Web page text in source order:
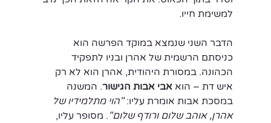
למשימת חייו.
הדבר השני שנמצא במוקד הפרשה הוא
כניסתם הרשמית של אהרן ובניו לתפקיד
הכהונה. במסורת היהודית, אהרן הוא לא רק
איש דת – הוא אבי אבות הגישור. המשנה
במסכת אבות אומרת עליו: "הוי מתלמידיו של
אהרן, אוהב שלום ורודף שלום" . מסופר עליו,